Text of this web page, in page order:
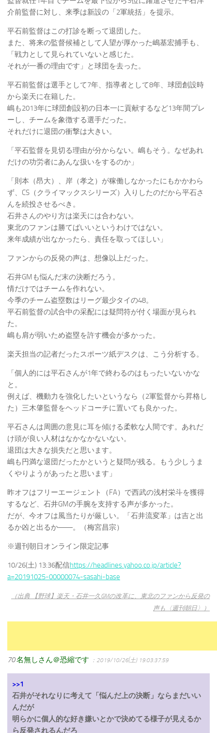
介前監督に対し、来季は新設の「2軍統括」を提示。
平石前監督はこの打診を断って退団した。
また、将来の監督候補として人望が厚かった嶋基宏捕手も、
「戦力として見られていないと感じた。
それが一番の理由です」と球団を去った。
平石前監督は選手として7年、指導者として8年、球団創設時
から楽天に在籍した。
嶋も2013年に球団創設初の日本一に貢献するなど13年間プレ
ーし、チームを象徴する選手だった。
それだけに退団の衝撃は大きい。
「平石監督を見切る理由が分からない。嶋もそう。なぜあれ
だけの功労者にあんな扱いをするのか」
「則本（昂大）、岸（孝之）が稼働しなかったにもかかわら
ず、CS（クライマックスシリーズ）入りしたのだから平石さ
んを続投させるべき。
石井さんのやり方は楽天には合わない。
東北のファンは勝てばいいというわけではない。
来年成績が出なかったら、責任を取ってほしい」
ファンからの反発の声は、想像以上だった。
石井GMも悩んだ末の決断だろう。
情だけではチームを作れない。
今季のチーム盗塁数はリーグ最少タイの48。
平石前監督の試合中の采配には疑問符が付く場面が見られ
た。
嶋も肩が弱いため盗塁を許す機会が多かった。
楽天担当の記者だったスポーツ紙デスクは、こう分析する。
「個人的には平石さんが1年で終わるのはもったいないかな
と。
例えば、機動力を強化したいというなら（2軍監督から昇格し
た）三木肇監督をヘッドコーチに置いても良かった。
平石さんは周囲の意見に耳を傾ける柔軟な人間です。あれだ
け頭が良い人材はなかなかないない。
退団は大きな損失だと思います。
嶋も円満な退団だったかというと疑問が残る。もう少しうま
くやりようがあったと思います」
昨オフはフリーエージェント（FA）で西武の浅村栄斗を獲得
するなど、石井GMの手腕を支持する声が多かった。
だが、今オフは風当たりが厳しい。「石井流変革」は吉と出
るか凶と出るか――。（梅宮昌宗）
※週刊朝日オンライン限定記事
10/26(土) 13:36配信https://headlines.yahoo.co.jp/article?
a=20191025-00000074-sasahi-base
（出典 【野球】楽天・石井一久GMの改革に、東北のファンから反発の
声も〈週刊朝日〉）
70名無しさん＠恐縮です ：2019/10/26(土) 19:03:37.59
>>1
石井がそれなりに考えて「悩んだ上の決断」ならまだいい
んだが
明らかに個人的な好き嫌いとかで決めてる様子が見えるか
ら反発されるんだろ